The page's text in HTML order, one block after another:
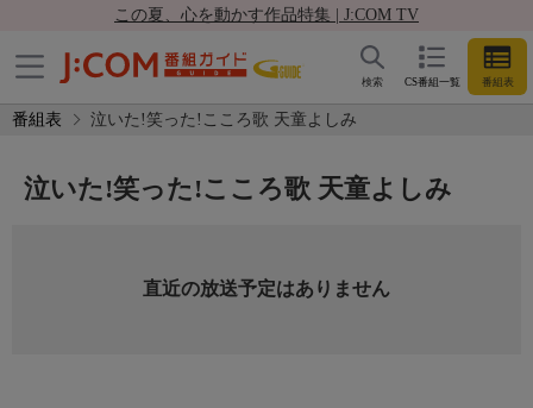
この夏、心を動かす作品特集 | J:COM TV
CS番組一覧 番組表
検索
番組表 泣いた!笑った!こころ歌 天童よしみ
泣いた!笑った!こころ歌 天童よしみ
直近の放送予定はありません